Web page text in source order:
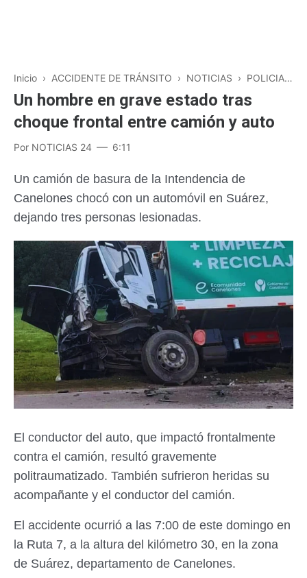
Inicio › ACCIDENTE DE TRÁNSITO › NOTICIAS › POLICIALES
Un hombre en grave estado tras
choque frontal entre camión y auto
Por NOTICIAS 24 6:11
Un camión de basura de la Intendencia de
Canelones chocó con un automóvil en Suárez,
dejando tres personas lesionadas.
El conductor del auto, que impactó frontalmente
contra el camión, resultó gravemente
politraumatizado. También sufrieron heridas su
acompañante y el conductor del camión.
El accidente ocurrió a las 7:00 de este domingo en
la Ruta 7, a la altura del kilómetro 30, en la zona
de Suárez, departamento de Canelones.